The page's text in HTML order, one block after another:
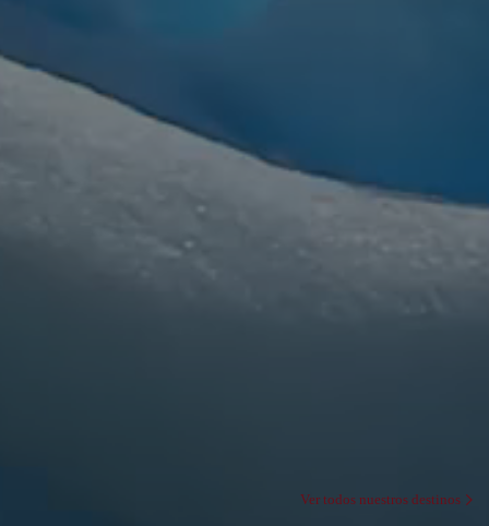
Ver todos nuestros destinos